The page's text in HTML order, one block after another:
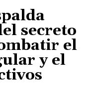
secreto
el
y el